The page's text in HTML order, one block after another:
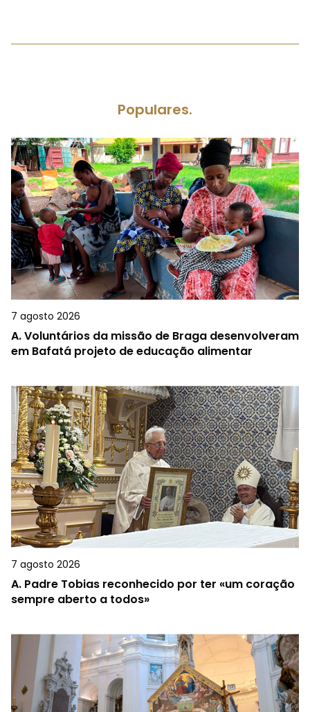
Populares.
7 agosto 2026
A.Voluntários da missão de Braga desenvolveram
em Bafatá projeto de educação alimentar
7 agosto 2026
A. Padre Tobias reconhecido por ter «um coração
sempre aberto a todos»